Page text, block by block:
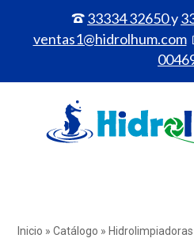
33334 32650y
ventas1@hidrolhum.com
Inicio » Catálogo » Hidrolimpiadoras